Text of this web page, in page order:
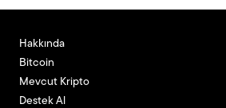
Hakkında
Bitcoin
Mevcut Kripto
Destek Al